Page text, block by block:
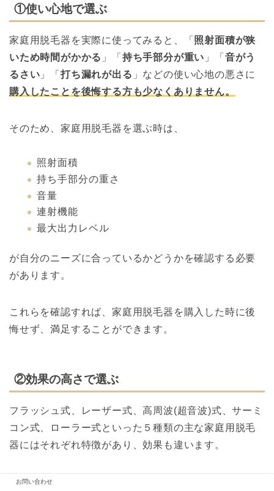
①使い心地で選ぶ
家庭用脱毛器を実際に使ってみると、「 照射面積が狭
いため時間がかかる 」「 持ち手部分が重い 」「 音がう
るさい 」「打ち漏れが出る 」などの使い心地の悪さに
購入したことを後悔する方も少なくありません。
そのため、家庭用脱毛器を選ぶ時は、
照射面積
持ち手部分の重さ
音量
連射機能
最大出力レベル
が自分のニーズに合っているかどうかを確認する必要
があります。
これらを確認すれば、家庭用脱毛器を購入した時に後
悔せず、満足することができます。
②効果の高さで選ぶ
フラッシュ式、レーザー式、高周波(超音波)式、サーミ
コン式、ローラー式といった５種類の主な家庭用脱毛
器にはそれぞれ特徴があり、効果も違います。
どの程度の効果を期待するか
お問い合わせ